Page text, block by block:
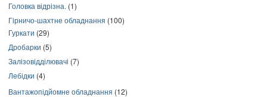
Головка відрізна. (1)
Гірничо-шахтне обладнання (100)
Гуркати (29)
Дробарки (5)
Залізовідділювачі (7)
Лебідки (4)
Вантажопідйомне обладнання (12)